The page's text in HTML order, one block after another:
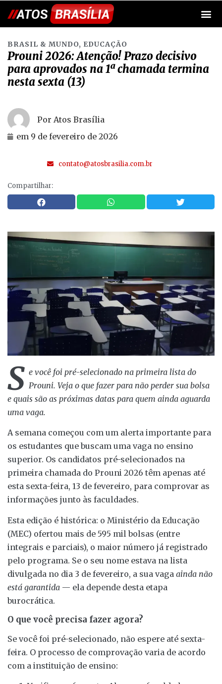
BRASIL & MUNDO, EDUCAÇÃO
Prouni 2026: Atenção! Prazo decisivo
para aprovados na 1ª chamada termina
nesta sexta (13)
Por Atos Brasília
em 9 de fevereiro de 2026
contato@atosbrasilia.com.br
Compartilhar:
S e você foi pré-selecionado na primeira lista do
Prouni. Veja o que fazer para não perder sua bolsa
e quais são as próximas datas para quem ainda aguarda
uma vaga.
A semana começou com um alerta importante para
os estudantes que buscam uma vaga no ensino
superior. Os candidatos pré-selecionados na
primeira chamada do Prouni 2026 têm apenas até
esta sexta-feira, 13 de fevereiro, para comprovar as
informações junto às faculdades.
Esta edição é histórica: o Ministério da Educação
(MEC) ofertou mais de 595 mil bolsas (entre
integrais e parciais), o maior número já registrado
pelo programa. Se o seu nome estava na lista
divulgada no dia 3 de fevereiro, a sua vaga ainda não
está garantida — ela depende desta etapa
burocrática.
O que você precisa fazer agora?
Se você foi pré-selecionado, não espere até sexta-
feira. O processo de comprovação varia de acordo
com a instituição de ensino: